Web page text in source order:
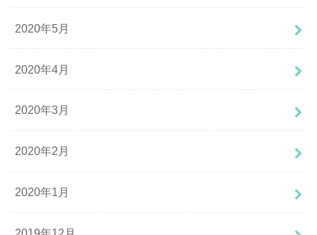
2020年5月
2020年4月
2020年3月
2020年2月
2020年1月